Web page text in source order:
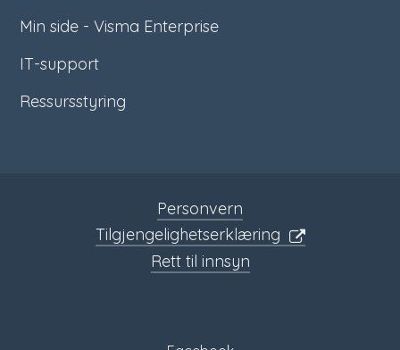
Min side - Visma Enterprise
IT-support
Ressursstyring
Personvern
Tilgjengelighetserklæring
Rett til innsyn